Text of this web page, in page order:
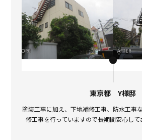
東京都 Y様邸
塗装工事に加え、下地補修工事、防水工事
修工事を行っていますので長期間安心して